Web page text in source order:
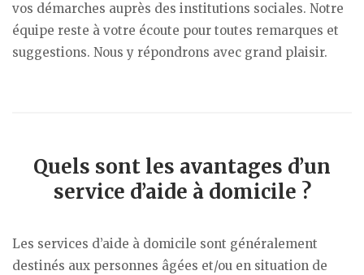
vos démarches auprès des institutions sociales. Notre
équipe reste à votre écoute pour toutes remarques et
suggestions. Nous y répondrons avec grand plaisir.
Quels sont les avantages d’un
service d’aide à domicile ?
Les services d’aide à domicile sont généralement
destinés aux personnes âgées et/ou en situation de